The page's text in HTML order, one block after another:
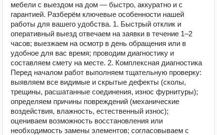
мебели с выездом на дом — быстро, аккуратно и с
гарантией. Разберём ключевые особенности нашей
работы для вашего удобства. 1. Быстрый отклик и
оперативный выезд отвечаем на заявки в течение 1–2
часов; выезжаем на осмотр в день обращения или в
удобное для вас время; проводим диагностику и
составляем смету на месте. 2. Комплексная диагностика
Перед началом работ выполняем тщательную проверку:
выявляем все видимые и скрытые дефекты (сколы,
трещины, расшатанные соединения, износ фурнитуры);
определяем причины повреждений (механические
воздействия, влажность, естественный износ);
оцениваем возможность восстановления или
необходимость замены элементов; согласовываем с